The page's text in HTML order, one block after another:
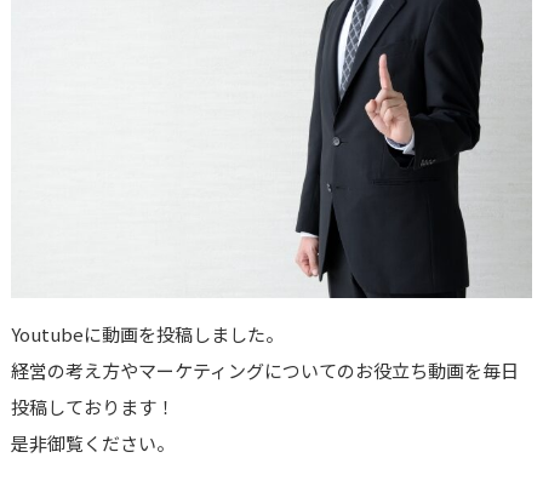
Youtubeに動画を投稿しました。
経営の考え方やマーケティングについてのお役立ち動画を毎日
投稿しております！
是非御覧ください。